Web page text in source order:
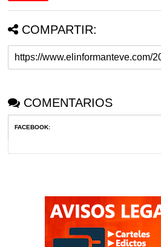
COMPARTIR:
COMENTARIOS
FACEBOOK: